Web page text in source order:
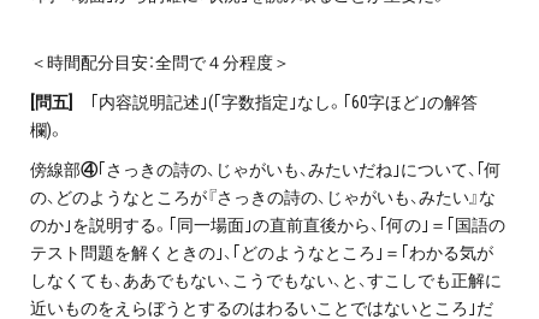
＜時間配分目安：全問で４分程度＞
問五]
｢内容説明記述｣(｢字数指定｣なし。｢60字ほど｣の解答
欄)。
傍線部④｢さっきの詩の、じゃがいも、みたいだね｣について、｢何
の、どのようなところが『さっきの詩の、じゃがいも、みたい』な
のか｣を説明する。｢同一場面｣の直前直後から、｢何の｣＝｢国語の
テスト問題を解くときの｣、｢どのようなところ｣＝｢わかる気が
しなくても、ああでもない、こうでもない、と、すこしでも正解に
近いものをえらぼうとするのはわるいことではないところ｣だ